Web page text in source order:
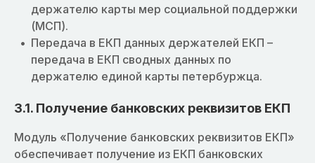
держателю карты мер социальной поддержки
(МСП).
Передача в ЕКП данных держателей ЕКП –
передача в ЕКП сводных данных по
держателю единой карты петербуржца.
3.1. Получение банковских реквизитов ЕКП
Модуль «Получение банковских реквизитов ЕКП»
обеспечивает получение из ЕКП банковских